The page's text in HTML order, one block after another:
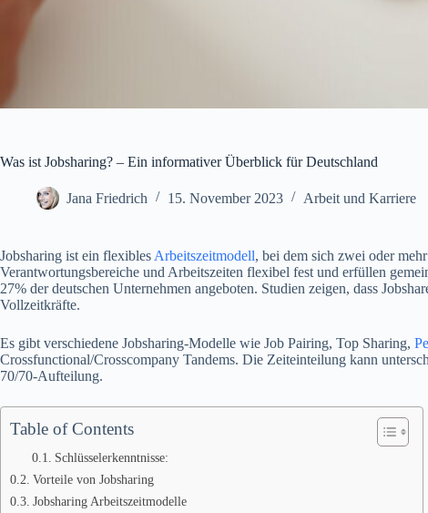
Was ist Jobsharing? – Ein informativer Überblick für Deutschland
Jana Friedrich 15. November 2023 Arbeit und Karriere
Jobsharing ist ein flexibles Arbeitszeitmodell, bei dem sich zwei oder
Verantwortungsbereiche und Arbeitszeiten flexibel fest und erfüllen
27% der deutschen Unternehmen angeboten. Studien zeigen, dass
Vollzeitkräfte.
Es gibt verschiedene Jobsharing-Modelle wie Job Pairing, Top Sharing,
Crossfunctional/Crosscompany Tandems. Die Zeiteinteilung kann
70/70-Aufteilung.
Table of Contents
Schlüsselerkenntnisse:
Vorteile von Jobsharing
Jobsharing Arbeitszeitmodelle